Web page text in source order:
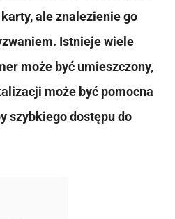
ale znalezienie go
Istnieje wiele
może być umieszczony,
może być pomocna
szybkiego dostępu do